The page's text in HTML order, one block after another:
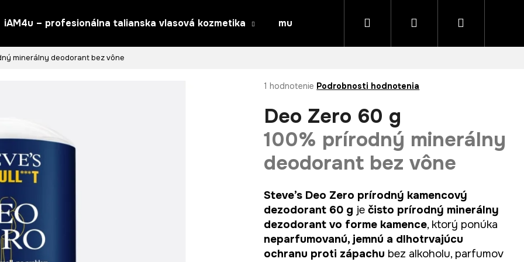
iAM4u – profesionálna talianska vlasová kozmetika muk HAIR CARE – profesionálna austrálska vlasová
Prihlásenie
minerálny deodorant bez vône
Priemerné
produktu
je
5,0
hviezdičiek.
1 hodnotenie Podrobnosti hodnotenia
Deo Zero 60 g
100% prírodný minerálny
deodorant bez vône
Steve’s Deo Zero prírodný kamencový
dezodorant 60 g ječisto prírodný minerálny
dezodorant vo forme kamence, ktorý ponúka
neparfumovanú, jemnú a dlhotrvajúcu
ochranu proti zápachu bez alkoholu, parfumov
Čo potrebujete nájsť?